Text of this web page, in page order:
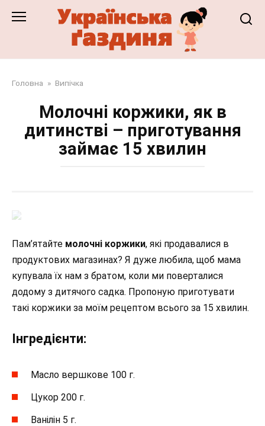
Головна » Випічка
Молочні коржики, як в
дитинстві – приготування
займає 15 хвилин
Пам’ятайте молочні коржики, які продавалися в
продуктових магазинах? Я дуже любила, щоб мама
купувала їх нам з братом, коли ми поверталися
додому з дитячого садка. Пропоную приготувати
такі коржики за моїм рецептом всього за 15 хвилин.
Інгредієнти:
Масло вершкове 100 г.
Цукор 200 г.
Ванілін 5 г.